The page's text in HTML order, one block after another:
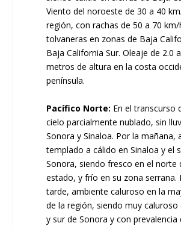
Viento del noroeste de 30 a 40
región, con rachas de 50 a 70 km/
tolvaneras en zonas de Baja
Baja California Sur. Oleaje de 2.0
metros de altura en la costa
península.
Pacífico Norte: En el transcurso
cielo parcialmente nublado, sin
Sonora y Sinaloa. Por la mañana,
templado a cálido en Sinaloa y el
Sonora, siendo fresco en el norte
estado, y frío en su zona serrana.
tarde, ambiente caluroso en la
de la región, siendo muy caluroso
y sur de Sonora y con prevalencia